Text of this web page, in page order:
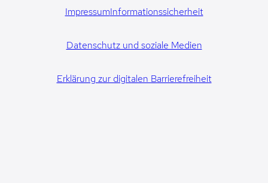
ImpressumInformationssicherheit
Datenschutz und soziale Medien
Erklärung zur digitalen Barrierefreiheit